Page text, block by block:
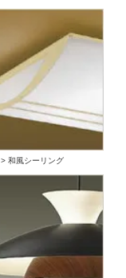
> 和風シーリング